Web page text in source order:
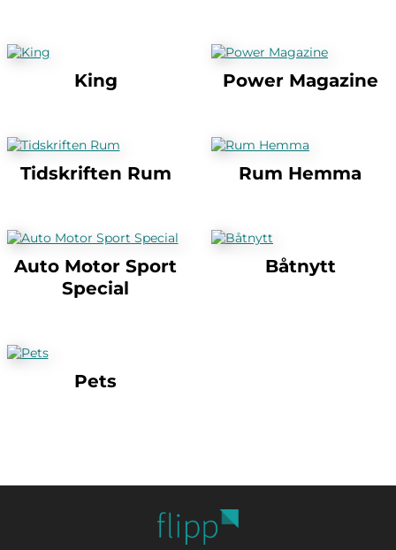
King Power Magazine
Tidskriften Rum Rum Hemma
Auto Motor Sport
Special
Båtnytt
Pets